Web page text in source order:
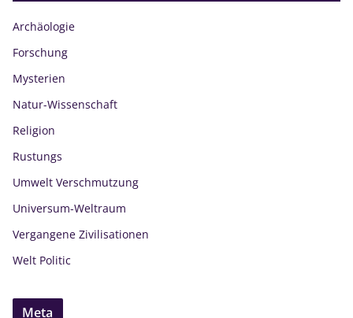
Archäologie
Forschung
Mysterien
Natur-Wissenschaft
Religion
Rustungs
Umwelt Verschmutzung
Universum-Weltraum
Vergangene Zivilisationen
Welt Politic
Meta